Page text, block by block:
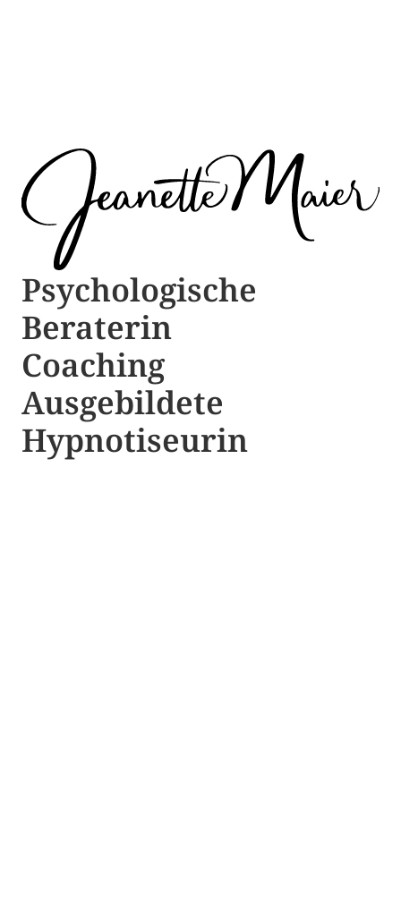
Psychologische ​​
Beraterin
Coaching
Ausgebildete​ ​
Hypnotiseurin